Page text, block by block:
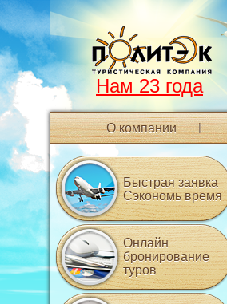
Нам 23 года
О компании
Быстрая заявка
Сэкономь время
Онлайн
бронирование
туров